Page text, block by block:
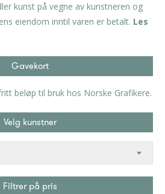
kunst på vegne av kunstneren og
eiendom inntil varen er betalt. Les
Gavekort
beløp til bruk hos Norske Grafikere.
Velg kunstner
Filtrer på pris